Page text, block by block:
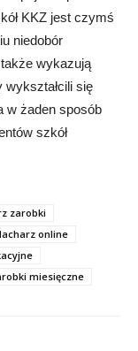
KKZ jest czymś
niedobór
wykazują
się
w żaden sposób
szkół
zarobki
online
miesięczne